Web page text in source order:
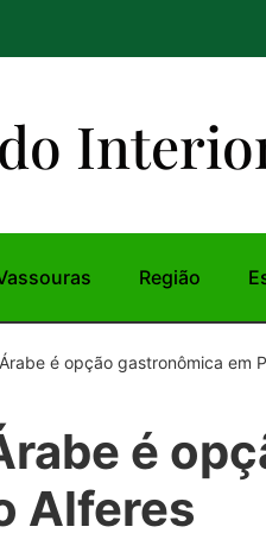
Inte
Região
é opção gastronômica em
é
Alferes